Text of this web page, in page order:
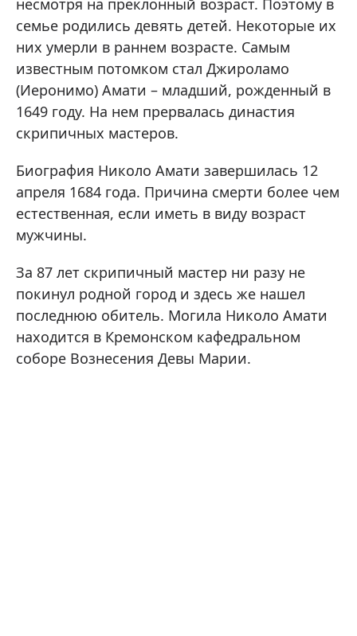
несмотря на преклонный возраст. Поэтому в
семье родились девять детей. Некоторые их
них умерли в раннем возрасте. Самым
известным потомком стал Джироламо
(Иеронимо) Амати – младший, рожденный в
1649 году. На нем прервалась династия
скрипичных мастеров.
Биография Николо Амати завершилась 12
апреля 1684 года. Причина смерти более чем
естественная, если иметь в виду возраст
мужчины.
За 87 лет скрипичный мастер ни разу не
покинул родной город и здесь же нашел
последнюю обитель. Могила Николо Амати
находится в Кремонском кафедральном
соборе Вознесения Девы Марии.